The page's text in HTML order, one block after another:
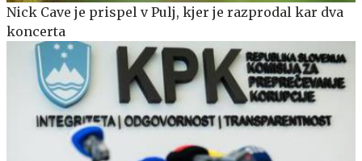
Nick Cave je prispel v Pulj, kjer je razprodal kar dva
koncerta